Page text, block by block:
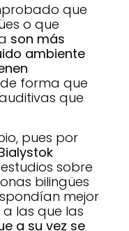
que
o que
son más
ambiente
forma que
que
pues por
sobre
bilingües
mejor
las que las
a su vez se